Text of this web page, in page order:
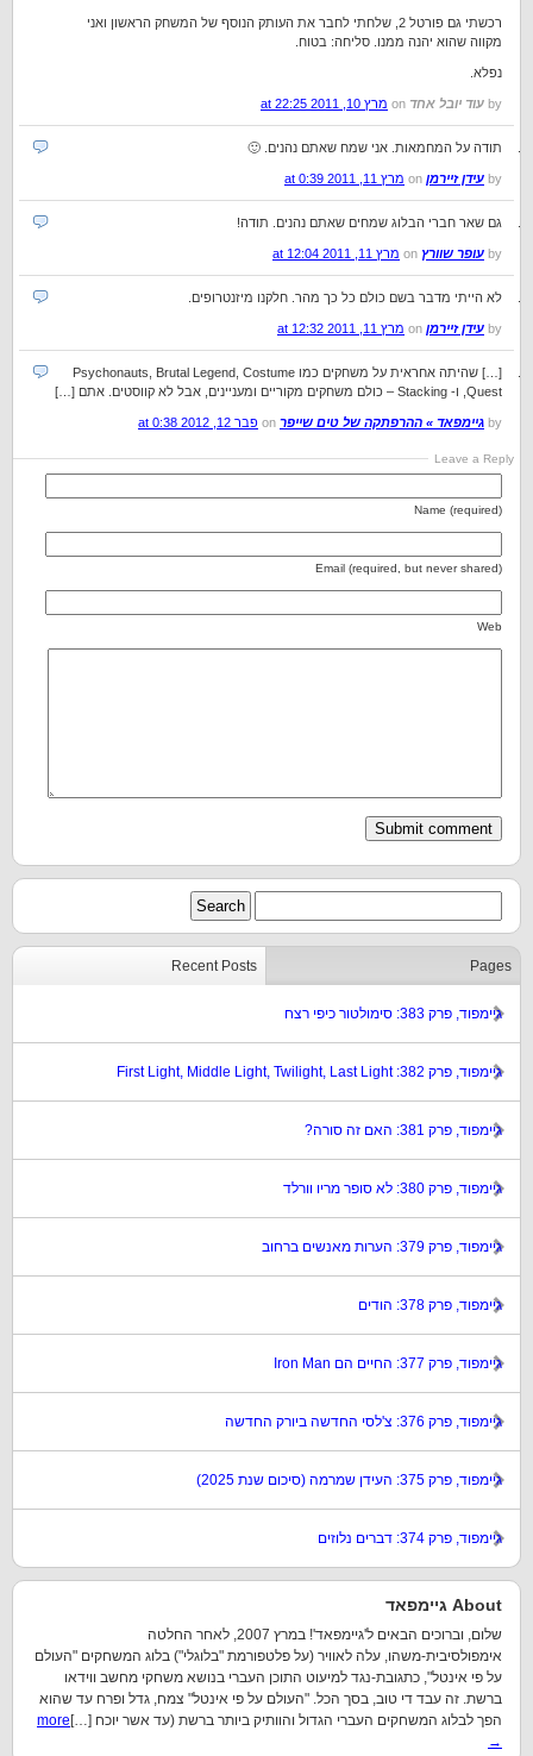
רכשתי גם פורטל 2, שלחתי לחבר את העותק הנוסף של המשחק הראשון ואני
מקווה שהוא יהנה ממנו. סליחה: בטוח.
נפלא.
by עוד יובל אחד מרץ 10, 2011 at 22:25
תודה על המחמאות. אני שמח שאתם נהנים. 🙂
by עידן זיירמן מרץ 11, 2011 at 0:39
גם שאר חברי הבלוג שמחים שאתם נהנים. תודה!
by עופר שוורץ מרץ 11, 2011 at 12:04
לא הייתי מדבר בשם כולם כל כך מהר. חלקנו מיזנטרופים.
by עידן זיירמן מרץ 11, 2011 at 12:32
[…] שהיתה אחראית על משחקים כמו Psychonauts, Brutal Legend, Costume
Quest, ו- Stacking – כולם משחקים מקוריים ומעניינים, אבל לא קווסטים. אתם […]
by גיימפאד » ההרפתקה של טים שייפר פבר 12, 2012 at 0:38
Leave a Reply
Name (required)
Email (required, but never shared)
Web
Recent Posts Pages
גיימפוד, פרק 383: סימולטור כיפי רצח
גיימפוד, פרק 382: First Light, Middle Light, Twilight, Last Light
גיימפוד, פרק 381: האם זה סורה?
גיימפוד, פרק 380: לא סופר מריו וורלד
גיימפוד, פרק 379: הערות מאנשים ברחוב
גיימפוד, פרק 378: הודים
גיימפוד, פרק 377: החיים הם Iron Man
גיימפוד, פרק 376: צ'לסי החדשה ביורק החדשה
גיימפוד, פרק 375: העידן שמרמה (סיכום שנת 2025)
גיימפוד, פרק 374: דברים נלוזים
About גיימפאד
שלום, וברוכים הבאים ל'גיימפאד'! במרץ 2007, לאחר החלטה
אימפולסיבית-משהו, עלה לאוויר (על פלטפורמת "בלוגלי") בלוג המשחקים "העולם
על פי אינטל", כתגובת-נגד למיעוט התוכן העברי בנושא משחקי מחשב ווידאו
ברשת. זה עבד די טוב, בסך הכל. "העולם על פי אינטל" צמח, גדל ופרח עד שהוא
הפך לבלוג המשחקים העברי הגדול והוותיק ביותר ברשת (עד אשר יוכח […] more
→